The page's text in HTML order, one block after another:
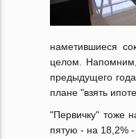
наметившиеся
целом.
предыдущего
плане "взять
"Первичку" тоже
пятую - на 18,2%